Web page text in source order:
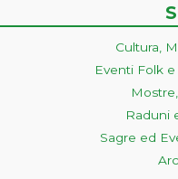
Cultura,
Eventi Folk
Raduni
Sagre ed